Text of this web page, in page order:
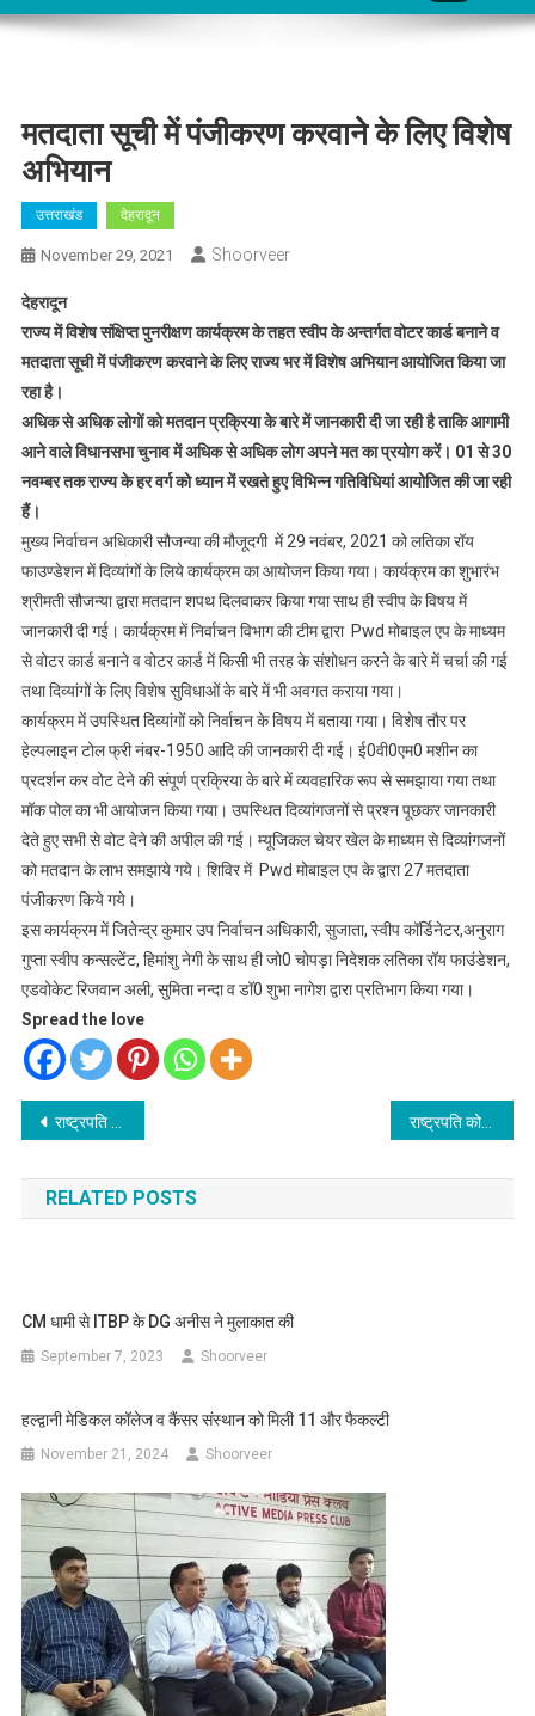
मतदाता सूची में पंजीकरण करवाने के लिए विशेष
अभियान
उत्तराखंड देहरादून
November 29, 2021 Shoorveer
देहरादून
राज्य में विशेष संक्षिप्त पुनरीक्षण कार्यक्रम के तहत स्वीप के अन्तर्गत वोटर कार्ड बनाने व
मतदाता सूची में पंजीकरण करवाने के लिए राज्य भर में विशेष अभियान आयोजित किया जा
रहा है।
अधिक से अधिक लोगों को मतदान प्रक्रिया के बारे में जानकारी दी जा रही है ताकि आगामी
आने वाले विधानसभा चुनाव में अधिक से अधिक लोग अपने मत का प्रयोग करें। 01 से 30
नवम्बर तक राज्य के हर वर्ग को ध्यान में रखते हुए विभिन्न गतिविधियां आयोजित की जा रही
हैं।
मुख्य निर्वाचन अधिकारी सौजन्या की मौजूदगी में 29 नवंबर, 2021 को लतिका रॉय
फाउण्डेशन में दिव्यांगों के लिये कार्यक्रम का आयोजन किया गया। कार्यक्रम का शुभारंभ
श्रीमती सौजन्या द्वारा मतदान शपथ दिलवाकर किया गया साथ ही स्वीप के विषय में
जानकारी दी गई। कार्यक्रम में निर्वाचन विभाग की टीम द्वारा Pwd मोबाइल एप के माध्यम
से वोटर कार्ड बनाने व वोटर कार्ड में किसी भी तरह के संशोधन करने के बारे में चर्चा की गई
तथा दिव्यांगों के लिए विशेष सुविधाओं के बारे में भी अवगत कराया गया।
कार्यक्रम में उपस्थित दिव्यांगों को निर्वाचन के विषय में बताया गया। विशेष तौर पर
हेल्पलाइन टोल फ्री नंबर-1950 आदि की जानकारी दी गई। ई0वी0एम0 मशीन का
प्रदर्शन कर वोट देने की संपूर्ण प्रक्रिया के बारे में व्यवहारिक रूप से समझाया गया तथा
मॉक पोल का भी आयोजन किया गया। उपस्थित दिव्यांगजनों से प्रश्न पूछकर जानकारी
देते हुए सभी से वोट देने की अपील की गई। म्यूजिकल चेयर खेल के माध्यम से दिव्यांगजनों
को मतदान के लाभ समझाये गये। शिविर में Pwd मोबाइल एप के द्वारा 27 मतदाता
पंजीकरण किये गये।
इस कार्यक्रम में जितेन्द्र कुमार उप निर्वाचन अधिकारी, सुजाता, स्वीप कॉर्डिनेटर,अनुराग
गुप्ता स्वीप कन्सल्टेंट, हिमांशु नेगी के साथ ही जो0 चोपड़ा निदेशक लतिका रॉय फाउंडेशन,
एडवोकेट रिजवान अली, सुमिता नन्दा व डॉ0 शुभा नागेश द्वारा प्रतिभाग किया गया।
Spread the love
Post
navigation
राष्ट्रपति परमार्थ निकेतन आश्रम ऋषिकेश में गंगा आरती में शामिल हुए राष्ट्रपति कोविंद ने शांतिकुंज के स्वर्ण जयंती समारोह में किये कार्यों की प्रसंशा की
RELATED POSTS
CM धामी से ITBP के DG अनीस ने मुलाकात की
September 7, 2023 Shoorveer
हल्द्वानी मेडिकल कॉलेज व कैंसर संस्थान को मिली 11 और फैकल्टी
November 21, 2024 Shoorveer